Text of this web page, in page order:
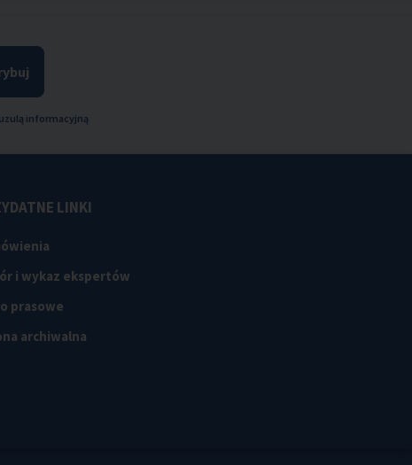
informacyjną
LINKI
i wykaz ekspertów
prasowe
archiwalna